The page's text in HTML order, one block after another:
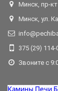
Минск, пр-
Минск, ул.
375 (29) 114-
Звоните с